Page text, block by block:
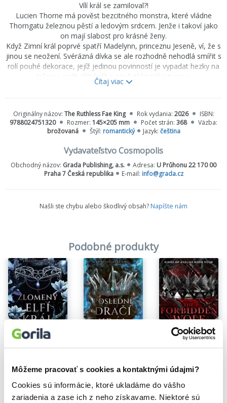
Môžeme pracovať s cookies a kontaktnými údajmi?
Cookies sú informácie, ktoré ukladáme do vášho
zariadenia a zase ich z neho získavame. Niektoré sú
Vílí král se zamiloval?!
Lucien Thorne má pověst bezcitného monstra, které vládne
Thorngatu železnou pěstí a ledovým srdcem. Jenže i takoví jako
on mají slabost pro krásné ženy.
Když Zimní král poprvé spatří Madelynn, princeznu Jeseně, ví, že s
jinou se neožení. Svérázná dívka se ale rozhodně nehodlá smířit s
rolí pouhé dekorace, jejíž jedinou povinností je vypadat hezky na
trůnu a rodit děti králi s pověstí krutého tyrana.
Jenže co když je vše jinak? Co když Lucien není tak nelítostný, jak
opět vykvést?
Čítaj viac
Originálny názov: The Ruthless Fae King Rok vydania: 2026
ISBN:
9788024751320
Rozmer: 145×205 mm Počet strán: 368
Väzba:
brožovaná
Štýl: romantický Jazyk: čeština
Vydavateľstvo Cosmopolis
Obchodný názov: Grada Publishing, a.s. Adresa: U Průhonu 22 170 00
Praha 7 Česká republika
E-mail: info@grada.cz
Našli ste chybu alebo škodlivý obsah? Napíšte nám
Podobné produkty
Na sklade
Králové Avalieru - Zlomený elfí král
14,50€ 13,10€
Na sklade
Leia Stone
10,00€